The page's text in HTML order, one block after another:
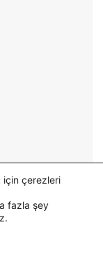
için çerezleri
fazla şey